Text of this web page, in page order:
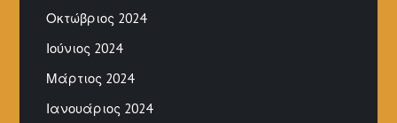
Οκτώβριος 2024
Ιούνιος 2024
Μάρτιος 2024
Ιανουάριος 2024